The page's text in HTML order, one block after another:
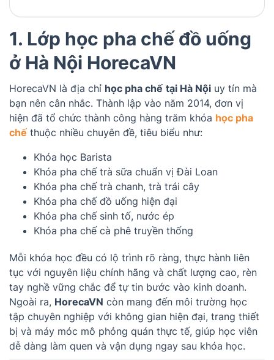
1. Lớp học pha chế đồ uống
ở Hà Nội HorecaVN
HorecaVN là địa chỉ học pha chế tại Hà Nội uy tín mà
bạn nên cân nhắc. Thành lập vào năm 2014, đơn vị
hiện đã tổ chức thành công hàng trăm khóa học pha
chế thuộc nhiều chuyên đề, tiêu biểu như:
Khóa học Barista
Khóa pha chế trà sữa chuẩn vị Đài Loan
Khóa pha chế trà chanh, trà trái cây
Khóa pha chế đồ uống hiện đại
Khóa pha chế sinh tố, nước ép
Khóa pha chế cà phê truyền thống
Mỗi khóa học đều có lộ trình rõ ràng, thực hành liên
tục với nguyên liệu chính hãng và chất lượng cao, rèn
tay nghề vững chắc để tự tin bước vào kinh doanh.
Ngoài ra, HorecaVN còn mang đến môi trường học
tập chuyên nghiệp với không gian hiện đại, trang thiết
bị và máy móc mô phỏng quán thực tế, giúp học viên
dễ dàng làm quen và vận dụng ngay sau khóa học.